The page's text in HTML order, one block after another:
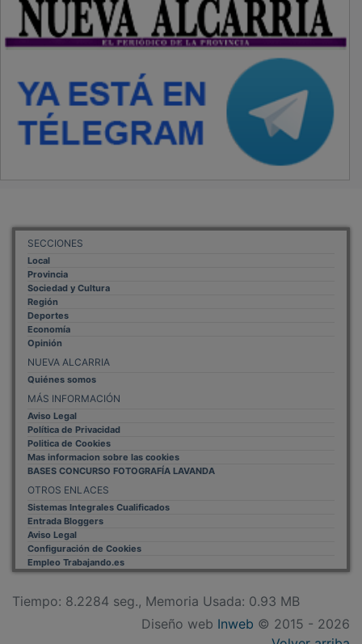
SECCIONES
Local
Provincia
Sociedad y Cultura
Región
Deportes
Economía
Opinión
NUEVA ALCARRIA
Quiénes somos
MÁS INFORMACIÓN
Aviso Legal
Política de Privacidad
Politica de Cookies
Mas informacion sobre las cookies
BASES CONCURSO FOTOGRAFÍA LAVANDA
OTROS ENLACES
Sistemas Integrales Cualificados
Entrada Bloggers
Aviso Legal
Configuración de Cookies
Empleo Trabajando.es
Tiempo: 8.2284 seg., Memoria Usada: 0.93 MB
Diseño web Inweb © 2015 - 2026